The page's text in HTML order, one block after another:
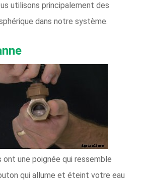
utilisons principalement des
dans notre système.
ont une poignée qui ressemble
qui allume et éteint votre eau